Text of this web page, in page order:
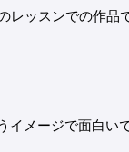
レッスンでの作
イメージで面白い